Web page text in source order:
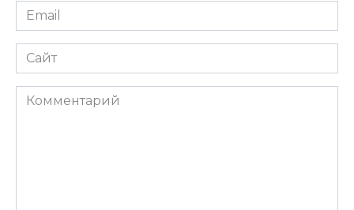
Email
*
Сайт
Комментарий